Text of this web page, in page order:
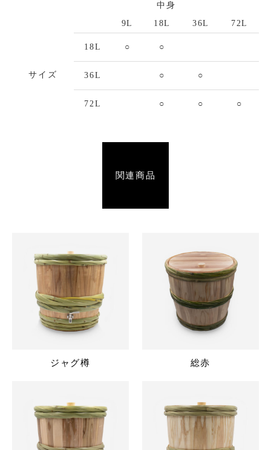
中身
9L
18L 36L 72L
サイズ
18L ○ ○
36L ○ ○
72L ○ ○ ○
関連商品
ジャグ樽 総赤